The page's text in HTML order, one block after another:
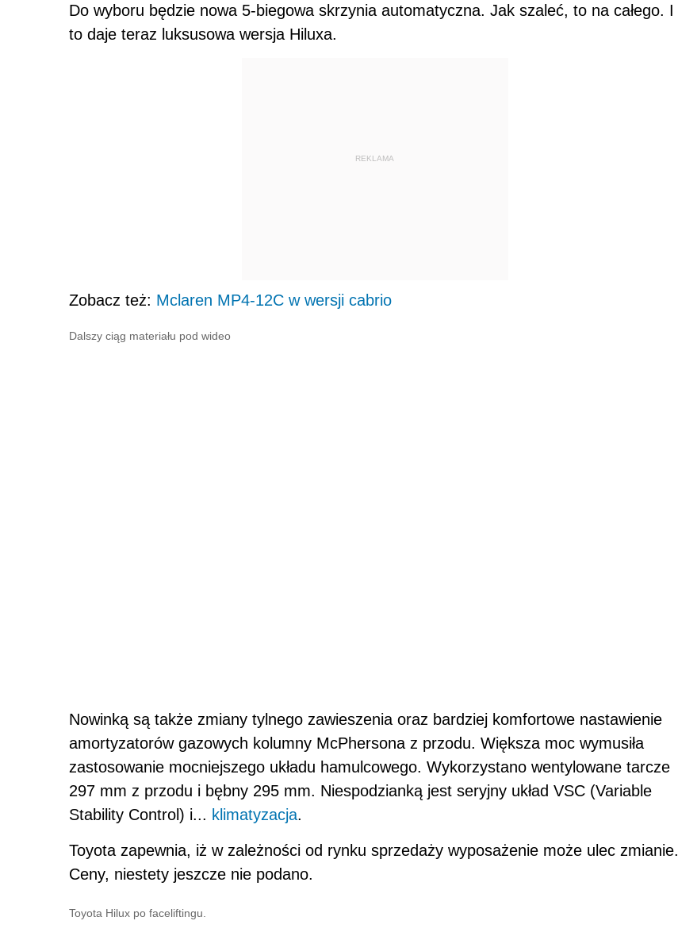
Do wyboru będzie nowa 5-biegowa skrzynia automatyczna. Jak szaleć, to na całego. I
to daje teraz luksusowa wersja Hiluxa.
REKLAMA
Zobacz też: Mclaren MP4-12C w wersji cabrio
Dalszy ciąg materiału pod wideo
Nowinką są także zmiany tylnego zawieszenia oraz bardziej komfortowe nastawienie
amortyzatorów gazowych kolumny McPhersona z przodu. Większa moc wymusiła
zastosowanie mocniejszego układu hamulcowego. Wykorzystano wentylowane tarcze
297 mm z przodu i bębny 295 mm. Niespodzianką jest seryjny układ VSC (Variable
Stability Control) i... klimatyzacja.
Toyota zapewnia, iż w zależności od rynku sprzedaży wyposażenie może ulec zmianie.
Ceny, niestety jeszcze nie podano.
Toyota Hilux po faceliftingu.